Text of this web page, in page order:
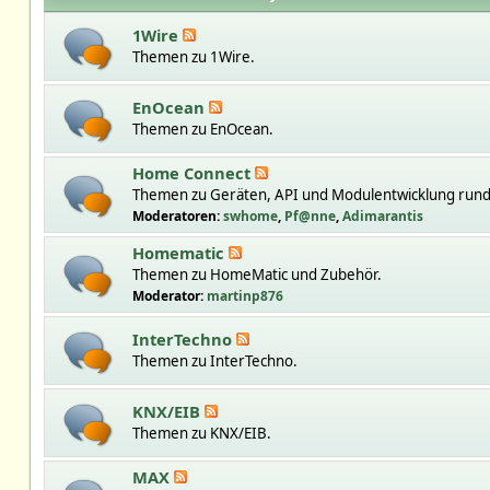
1Wire
Themen zu 1Wire.
EnOcean
Themen zu EnOcean.
Home Connect
Themen zu Geräten, API und Modulentwicklung
Moderatoren:swhome, Pf@nne,Adimarantis
Homematic
Themen zu HomeMatic und Zubehör.
Moderator: martinp876
InterTechno
Themen zu InterTechno.
KNX/EIB
Themen zu KNX/EIB.
MAX